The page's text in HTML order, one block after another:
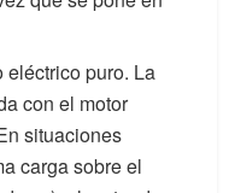
eléctrico puro. La
con el motor
situaciones
carga sobre el